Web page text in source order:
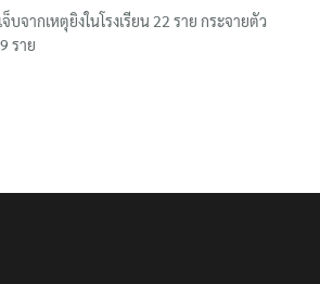
บจากเหตุยิงในโรงเรียน 22 ราย กระจายตัว
ราย